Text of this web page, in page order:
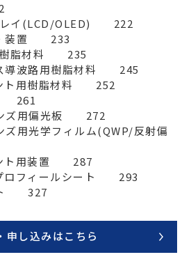
イ(LCD/OLED)　　222
装置　　233
脂材料　　235
波路用樹脂材料　　245
用樹脂材料　　252
261
用偏光板　　272
用光学フィルム(QWP/反射偏
用装置　　287
フィールシート　　293
　　327
申し込みはこちら